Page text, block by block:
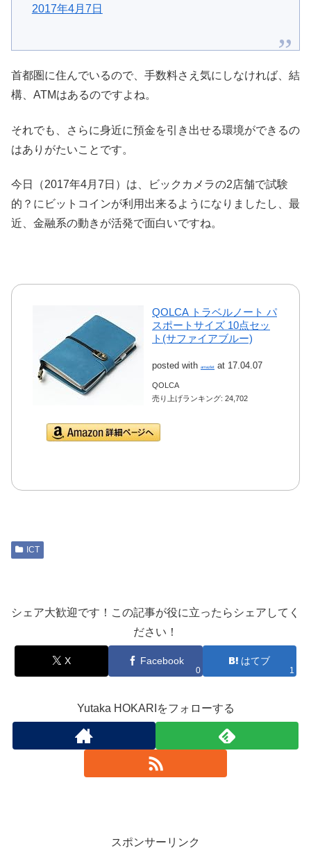
2017年4月7日
首都圏に住んでいるので、手数料さえ気にしなければ、結
構、ATMはあるのですよね。
それでも、さらに身近に預金を引き出せる環境ができるの
はありがたいことです。
今日（2017年4月7日）は、ビックカメラの2店舗で試験
的？にビットコインが利用出来るようになりましたし、最
近、金融系の動きが活発で面白いですね。
QOLCA トラベルノート パ
スポートサイズ 10点セッ
ト(サファイアブルー)
posted with amazlet at 17.04.07
QOLCA
売り上げランキング: 24,702
ICT
シェア大歓迎です！この記事が役に立ったらシェアしてく
ださい！
X Facebook
0
はてブ
1
Yutaka HOKARIをフォローする
スポンサーリンク